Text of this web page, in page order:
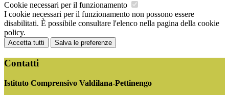
Cookie necessari per il funzionamento
I cookie necessari per il funzionamento non possono essere
disabilitati. È possibile consultare l'elenco nella pagina della cookie
policy.
Accetta tutti Salva le preferenze
Contatti
Istituto Comprensivo Valdilana-Pettinengo